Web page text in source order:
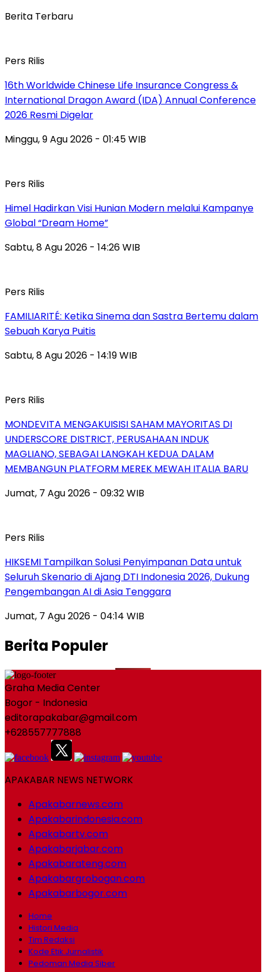
Berita Terbaru
Pers Rilis
16th Worldwide Chinese Life Insurance Congress &
International Dragon Award (IDA) Annual Conference
2026 Resmi Digelar
Minggu, 9 Agu 2026 - 01:45 WIB
Pers Rilis
Himel Hadirkan Visi Hunian Modern melalui Kampanye
Global “Dream Home”
Sabtu, 8 Agu 2026 - 14:26 WIB
Pers Rilis
FAMILIARITÉ: Ketika Sinema dan Sastra Bertemu dalam
Sebuah Karya Puitis
Sabtu, 8 Agu 2026 - 14:19 WIB
Pers Rilis
MONDEVITA MENGAKUISISI SAHAM MAYORITAS DI
UNDERSCORE DISTRICT, PERUSAHAAN INDUK
MAGLIANO, SEBAGAI LANGKAH KEDUA DALAM
MEMBANGUN PLATFORM MEREK MEWAH ITALIA BARU
Jumat, 7 Agu 2026 - 09:32 WIB
Pers Rilis
HIKSEMI Tampilkan Solusi Penyimpanan Data untuk
Seluruh Skenario di Ajang DTI Indonesia 2026, Dukung
Pengembangan AI di Asia Tenggara
Jumat, 7 Agu 2026 - 04:14 WIB
Berita Populer
Graha Media Center
Bogor - Indonesia
editorapakabar@gmail.com
+628557777888
APAKABAR NEWS NETWORK
Apakabarnews.com
Apakabarindonesia.com
Apakabartv.com
Apakabarjabar.com
Apakabarateng.com
Apakabargrobogan.com
Apakabarbogor.com
Home
Histori Media
Tim Redaksi
Kode Etik Jurnalistik
Pedoman Media Siber